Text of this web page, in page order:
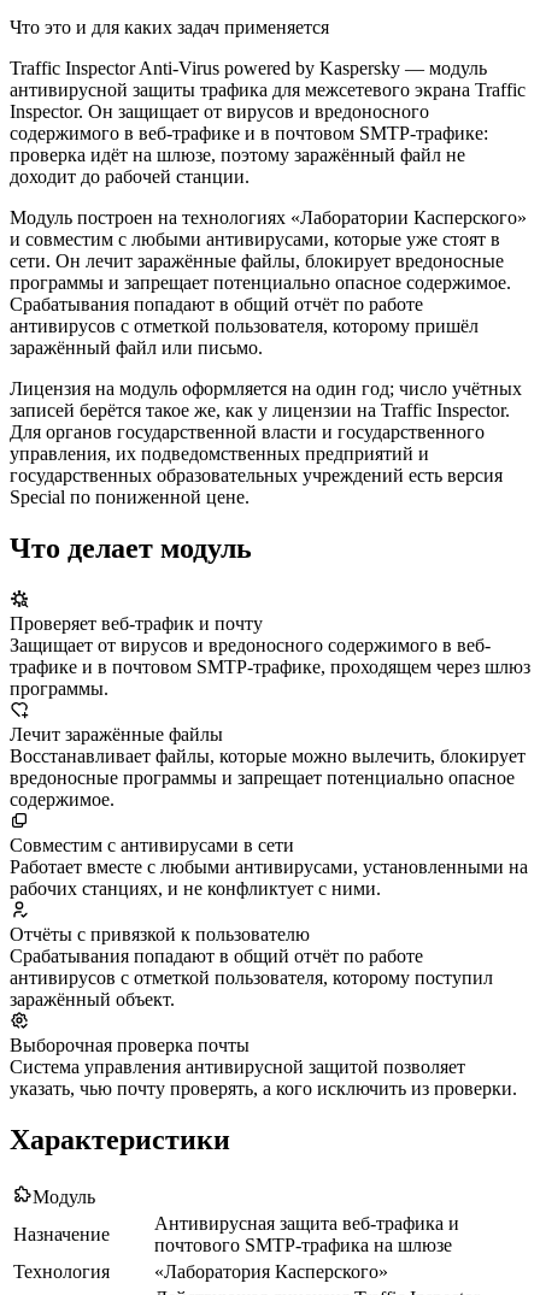
Что это и для каких задач применяется
Traffic Inspector Anti-Virus powered by Kaspersky — модуль
антивирусной защиты трафика для межсетевого экрана Traffic
Inspector. Он защищает от вирусов и вредоносного
содержимого в веб-трафике и в почтовом SMTP-трафике:
проверка идёт на шлюзе, поэтому заражённый файл не
доходит до рабочей станции.
Модуль построен на технологиях «Лаборатории Касперского»
и совместим с любыми антивирусами, которые уже стоят в
сети. Он лечит заражённые файлы, блокирует вредоносные
программы и запрещает потенциально опасное содержимое.
Срабатывания попадают в общий отчёт по работе
антивирусов с отметкой пользователя, которому пришёл
заражённый файл или письмо.
Лицензия на модуль оформляется на один год; число учётных
записей берётся такое же, как у лицензии на Traffic Inspector.
Для органов государственной власти и государственного
управления, их подведомственных предприятий и
государственных образовательных учреждений есть версия
Special по пониженной цене.
Что делает модуль
Проверяет веб-трафик и почту
Защищает от вирусов и вредоносного содержимого в веб-
трафике и в почтовом SMTP-трафике, проходящем через шлюз
программы.
Лечит заражённые файлы
Восстанавливает файлы, которые можно вылечить, блокирует
вредоносные программы и запрещает потенциально опасное
содержимое.
Совместим с антивирусами в сети
Работает вместе с любыми антивирусами, установленными на
рабочих станциях, и не конфликтует с ними.
Отчёты с привязкой к пользователю
Срабатывания попадают в общий отчёт по работе
антивирусов с отметкой пользователя, которому поступил
заражённый объект.
Выборочная проверка почты
Система управления антивирусной защитой позволяет
указать, чью почту проверять, а кого исключить из проверки.
Характеристики
Модуль
Назначение
Антивирусная защита веб-трафика и
почтового SMTP-трафика на шлюзе
Технология
«Лаборатория Касперского»